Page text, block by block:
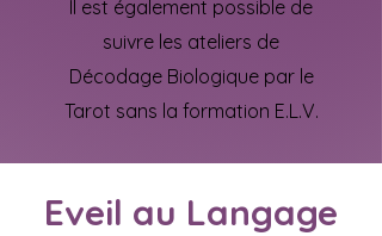
Il est également possible de
suivre les ateliers de
Décodage Biologique par le
Tarot sans la formation E.L.V.
Eveil au Langage